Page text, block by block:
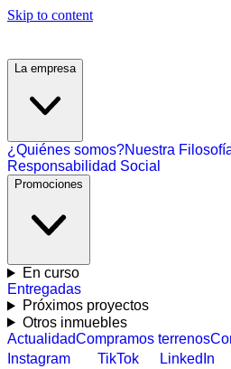
Skip to content
La empresa
¿Quiénes somos?Nuestra
Responsabilidad Social
Promociones
En curso
Entregadas
Próximos proyectos
Otros inmuebles
ActualidadCompramos terrenos
Instagram
TikTok LinkedIn